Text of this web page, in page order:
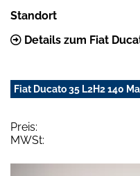
Standort
Details zum Fiat
Fiat Ducato 35 L2H2 140
Preis:
MWSt: